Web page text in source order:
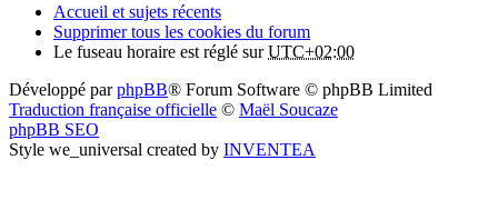
Accueil et sujets récents
Supprimer tous les cookies du forum
Le fuseau horaire est réglé surUTC+02:00
Développé parphpBB® Forum Software © phpBB Limited
Traduction française officielle © Maël Soucaze
phpBB SEO
Style we_universal created by INVENTEA